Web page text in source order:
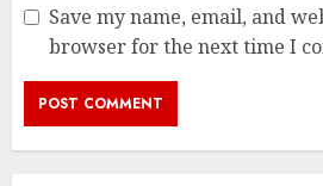
Save my name, email, and
browser for the next time I